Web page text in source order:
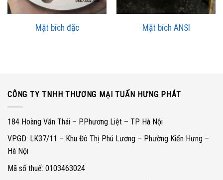
Mặt bích đặc Mặt bích ANSI
CÔNG TY TNHH THƯƠNG MẠI TUẤN HƯNG PHÁT
184 Hoàng Văn Thái – P.Phương Liệt – TP Hà Nội
VPGD: LK37/11 – Khu Đô Thị Phú Lương – Phường Kiến Hưng –
Hà Nội
Mã số thuế: 0103463024